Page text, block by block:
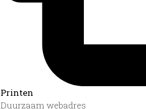
Printen
Duurzaam webadres